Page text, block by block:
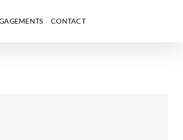
CONTACT